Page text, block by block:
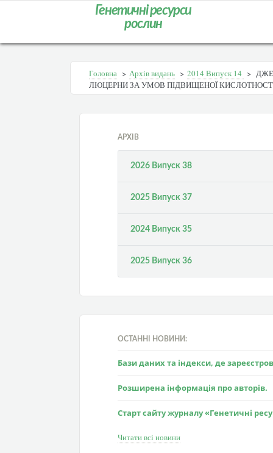
Генетичні ресурси
рослин
Головна > Архів видань > 2014 Випуск 14 >
ЛЮЦЕРНИ ЗА УМОВ ПІДВИЩЕНОЇ
АРХІВ
2026 Випуск 38
2025 Випуск 37
2024 Випуск 35
2025 Випуск 36
ОСТАННІ НОВИНИ:
Бази даних та індекси, де
Розширена інформація про авторів.
Старт сайту журналу «Генетичні
Читати всі новини